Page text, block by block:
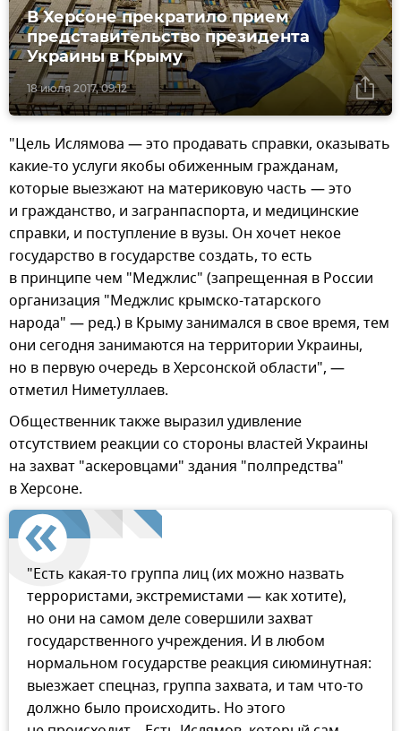
18 июля 2017, 09:12
В Херсоне прекратило прием
представительство президента
Украины в Крыму
"Цель Ислямова — это продавать справки, оказывать
какие-то услуги якобы обиженным гражданам,
которые выезжают на материковую часть — это
и гражданство, и загранпаспорта, и медицинские
справки, и поступление в вузы. Он хочет некое
государство в государстве создать, то есть
в принципе чем "Меджлис" (запрещенная в России
организация "Меджлис крымско-татарского
народа" — ред.) в Крыму занимался в свое время, тем
они сегодня занимаются на территории Украины,
но в первую очередь в Херсонской области", —
отметил Ниметуллаев.
Общественник также выразил удивление
отсутствием реакции со стороны властей Украины
на захват "аскеровцами" здания "полпредства"
в Херсоне.
"Есть какая-то группа лиц (их можно назвать
террористами, экстремистами — как хотите),
но они на самом деле совершили захват
государственного учреждения. И в любом
нормальном государстве реакция сиюминутная:
выезжает спецназ, группа захвата, и там что-то
должно было происходить. Но этого